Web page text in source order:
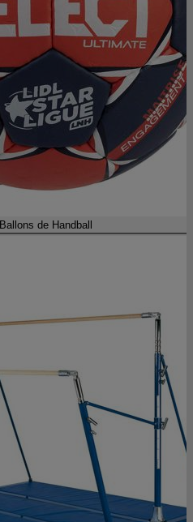
Ballons de Handball